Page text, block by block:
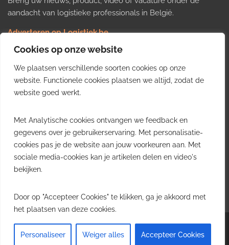
Cookies op onze website
We plaatsen verschillende soorten cookies op onze
website. Functionele cookies plaatsen we altijd, zodat de
website goed werkt.
Met Analytische cookies ontvangen we feedback en
gegevens over je gebruikerservaring. Met personalisatie-
cookies pas je de website aan jouw voorkeuren aan. Met
sociale media-cookies kan je artikelen delen en video's
bekijken.
Door op "Accepteer Cookies" te klikken, ga je akkoord met
het plaatsen van deze cookies.
Personaliseer Weiger alles Accepteer Cookies
aandacht van logistieke professionals in België.
Adverteren op Logistiek.be
Nieuws insturen
Uw video op Logistiek.TV
Job plaatsen
Gratis wekelijkse update
inzichten uit de Belgische logistieke sector in uw inbox.
Ontvang je gratis
wekelijkse update
Copyright © 2026Logistiek.be. All rights reserved.Theme:Envinceby ThemeGrill.